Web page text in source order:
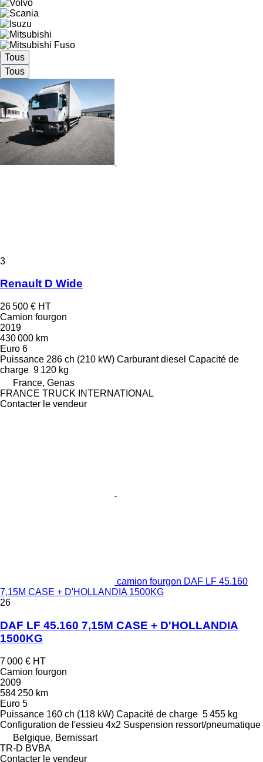
Tous
Tous
3
Renault D Wide
26 500 € HT
Camion fourgon
2019
430 000 km
Euro 6
Puissance 286 ch (210 kW) Carburant diesel Capacité de
charge 9 120 kg
France, Genas
FRANCE TRUCK INTERNATIONAL
Contacter le vendeur
camion fourgon DAF LF 45.160
7,15M CASE + D'HOLLANDIA 1500KG
26
DAF LF 45.160 7,15M CASE + D'HOLLANDIA
1500KG
7 000 € HT
Camion fourgon
2009
584 250 km
Euro 5
Puissance 160 ch (118 kW) Capacité de charge 5 455 kg
Configuration de l'essieu 4x2 Suspension ressort/pneumatique
Belgique, Bernissart
TR-D BVBA
Contacter le vendeur